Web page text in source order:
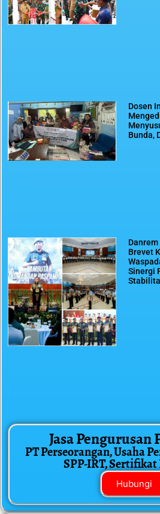
Dosen
Bunda,
Brevet
Sinergi
Jasa Pengurusan
PT Perseorangan, Usaha
SPP-IRT,
Hubungi